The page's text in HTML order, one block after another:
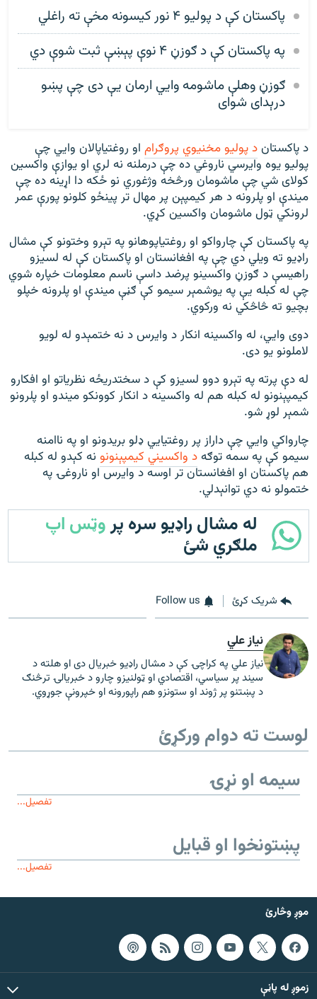
پاکستان کې د پولیو ۴ نور کیسونه مخې ته راغلي
په پاکستان کې د ګوزڼ ۴ نوې پېښې ثبت شوې دي
ګوزڼ وهلې ماشومه وايي ارمان یې دی چې پښو
درېدای شوای
د پاکستاند پولیو مخنیوي پروګرام او روغتیاپالان وايي چې
پوليو يوه وايرسي ناروغي ده چې درملنه نه ‌لري او يوازې واکسين
کولاى شي چې ماشومان ورڅخه وژغوري نو ځکه دا اړینه ده چې
میندې او پلرونه د هر کیمپېن پر مهال تر پینځو کلونو پورې عمر
لرونکي ټول ماشومان واکسین کړي.
په پاکستان کې چارواکو او روغتیاپوهانو په تېرو وختونو کې مشال
راډیو ته ویلي دي چې په افغانستان او پاکستان کې له لسیزو
راهیسې د ګوزڼ واکسینو پرضد داسې ناسم معلومات خپاره شوي
چې له کبله یې په یوشمېر سیمو کې ګڼې میندې او پلرونه خپلو
بچیو ته څاڅکي نه ورکوي.
دوی وايي، له واکسینه انکار د وایرس د نه ختمېدو له لویو
لاملونو یو دی.
له دې پرته په تېرو دوو لسیزو کې د سختدریځه نظریاتو او افکارو
کیمپېنونو له کبله هم له واکسینه د انکار کوونکو میندو او پلرونو
شمېر لوړ شو.
چارواکي وايي چې داراز پر روغتیايي ډلو بریدونو او په ناامنه
سیمو کې په سمه توګهد واکسیني کیمپېنونو نه کېدو له کبله
هم پاکستان او افغانستان تر اوسه د وایرس او ناروغۍ په
ختمولو نه دي توانېدلي.
له مشال راډیو سره پروټس اپ
ملګري شئ
شریک کړئ Follow us
نیاز علي
نیاز علي په کراچۍ کې د مشال راډیو خبریال دی او هلته د
سیند پر سیاسي، اقتصادي او ټولنیزو چارو د خبریالۍ ترڅنګ
د پښتنو پر ژوند او ستونزو هم راپورونه او خپرونې جوړوي.
لوست ته دوام ورکړئ
سیمه او نړۍ
تفصیل...
پښتونخوا او قبایل
تفصیل...
موږ وڅارئ
زموږ له پاڼې